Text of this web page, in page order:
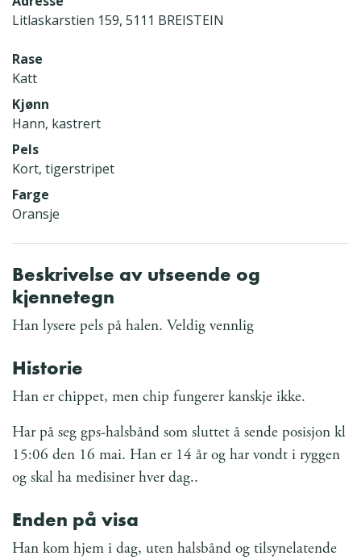
Litlaskarstien 159, 5111 BREISTEIN
Rase
Katt
Kjønn
Hann, kastrert
Pels
Kort, tigerstripet
Farge
Oransje
Beskrivelse av utseende og
kjennetegn
Han lysere pels på halen. Veldig vennlig
Historie
Han er chippet, men chip fungerer kanskje ikke.
Har på seg gps-halsbånd som sluttet å sende posisjon kl
15:06 den 16 mai. Han er 14 år og har vondt i ryggen
og skal ha medisiner hver dag..
Enden på visa
Han kom hjem i dag, uten halsbånd og tilsynelatende